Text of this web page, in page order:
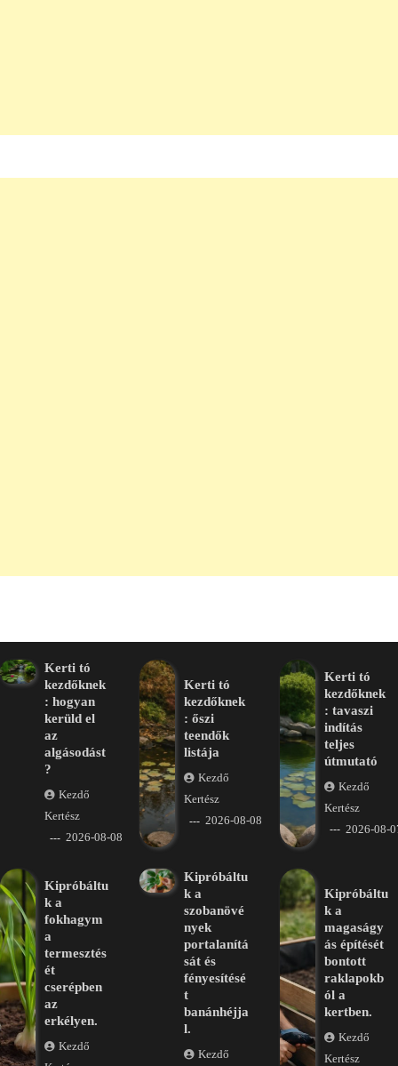
Kerti tó
kezdőknek
: hogyan
kerüld el
az
algásodást
?
Kezdő
Kertész
2026-08-08
Kerti tó
kezdőknek
: őszi
teendők
listája
Kezdő
Kertész
2026-08-08
Kerti tó
kezdőknek
: tavaszi
indítás
teljes
útmutató
Kezdő
Kertész
2026-08-
Kipróbáltu
k a
fokhagym
a
termesztés
ét
cserépben
az
erkélyen.
Kezdő
Kipróbáltu
k a
szobanövé
nyek
portalanítá
sát és
fényesítésé
t
banánhéjja
l.
Kezdő
Kipróbáltu
k a
magaságy
ás építését
bontott
raklapokb
ól a
kertben.
Kezdő
Kertész